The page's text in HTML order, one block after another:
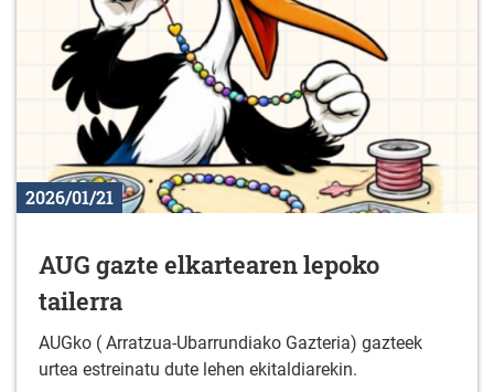
2026/01/21
AUG gazte elkartearen lepoko
tailerra
AUGko ( Arratzua-Ubarrundiako Gazteria) gazteek
urtea estreinatu dute lehen ekitaldiarekin.